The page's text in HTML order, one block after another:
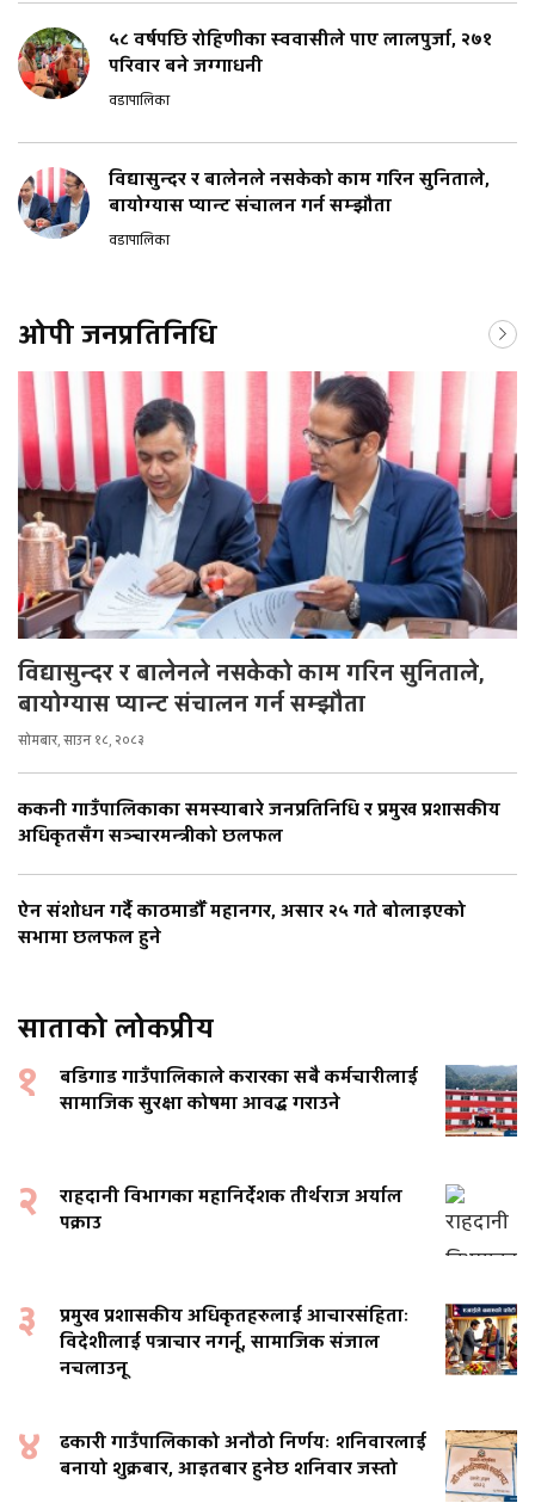
५८ वर्षपछि रोहिणीका स्ववासीले पाए लालपुर्जा, २७१
परिवार बने जग्गाधनी
वडापालिका
विद्यासुन्दर र बालेनले नसकेको काम गरिन सुनिताले,
बायोग्यास प्यान्ट संचालन गर्न सम्झौता
वडापालिका
ओपी जनप्रतिनिधि
विद्यासुन्दर र बालेनले नसकेको काम गरिन सुनिताले,
बायोग्यास प्यान्ट संचालन गर्न सम्झौता
सोमबार, साउन १८, २०८३
ककनी गाउँपालिकाका समस्याबारे जनप्रतिनिधि र प्रमुख प्रशासकीय
अधिकृतसँग सञ्चारमन्त्रीको छलफल
ऐन संशोधन गर्दै काठमाडौँ महानगर, असार २५ गते बोलाइएको
सभामा छलफल हुने
साताको लोकप्रीय
१
बडिगाड गाउँपालिकाले करारका सबै कर्मचारीलाई
सामाजिक सुरक्षा कोषमा आवद्ध गराउने
२
राहदानी विभागका महानिर्देशक तीर्थराज अर्याल
पक्राउ
३
प्रमुख प्रशासकीय अधिकृतहरुलाई आचारसंहिताः
विदेशीलाई पत्राचार नगर्नू, सामाजिक संजाल
नचलाउनू
४
ढकारी गाउँपालिकाको अनौठो निर्णयः शनिवारलाई
बनायो शुक्रबार, आइतबार हुनेछ शनिवार जस्तो